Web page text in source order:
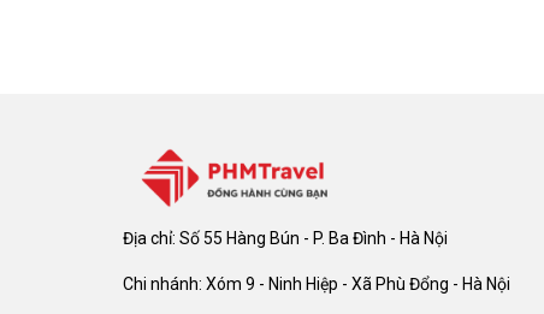
Địa chỉ: Số 55 Hàng Bún - P. Ba Đình - Hà Nội
Chi nhánh: Xóm 9 - Ninh Hiệp - Xã Phù Đổng - Hà Nội